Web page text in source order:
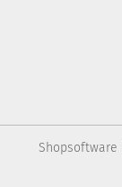
Shopsoftware